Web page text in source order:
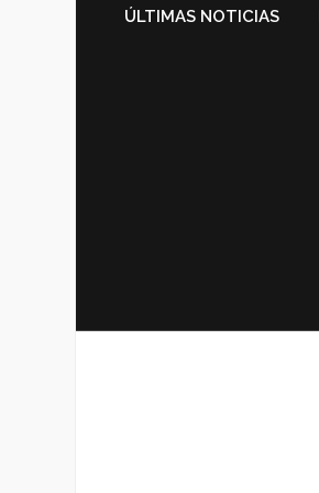
ÚLTIMAS NOTICIAS